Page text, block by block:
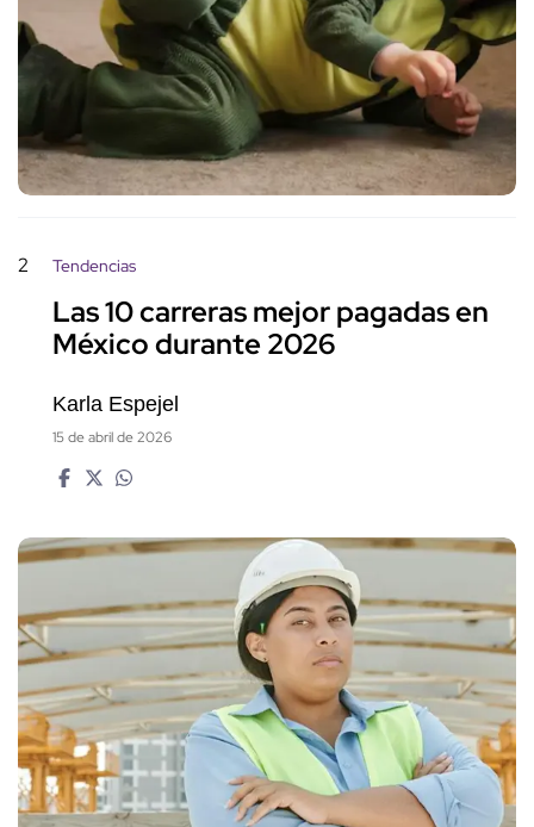
2 Tendencias
Las 10 carreras mejor pagadas en
México durante 2026
Karla Espejel
15 de abril de 2026